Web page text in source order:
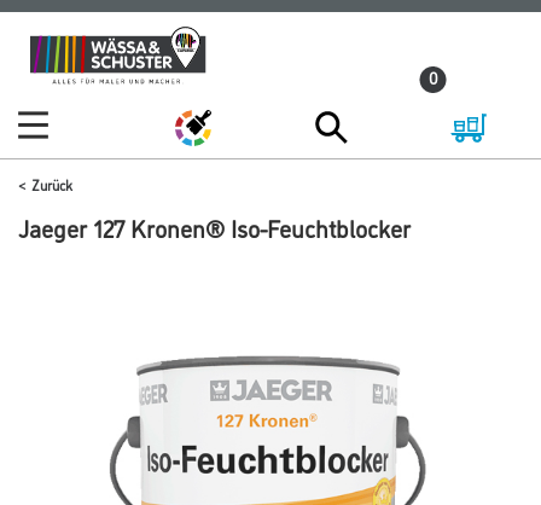
Zum
Inhalt
Zum
Navigationsmenü
0
Zurück
Jaeger 127 Kronen® Iso-Feuchtblocker